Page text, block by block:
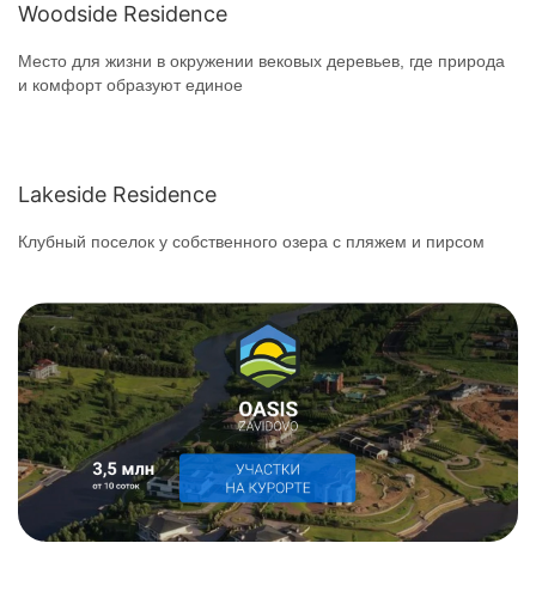
Woodside Residence
Место для жизни в окружении вековых деревьев, где природа
и комфорт образуют единое
Lakeside Residence
Клубный поселок у собственного озера с пляжем и пирсом